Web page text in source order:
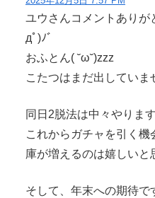
ユウさんコメントありが
дﾟ)ﾉ゛
おふとん( ˘ω˘)zzz
こたつはまだ出していま
同日2脱法は中々やりま
これからガチャを引く
庫が増えるのは嬉しいと
そして、年末への期待で